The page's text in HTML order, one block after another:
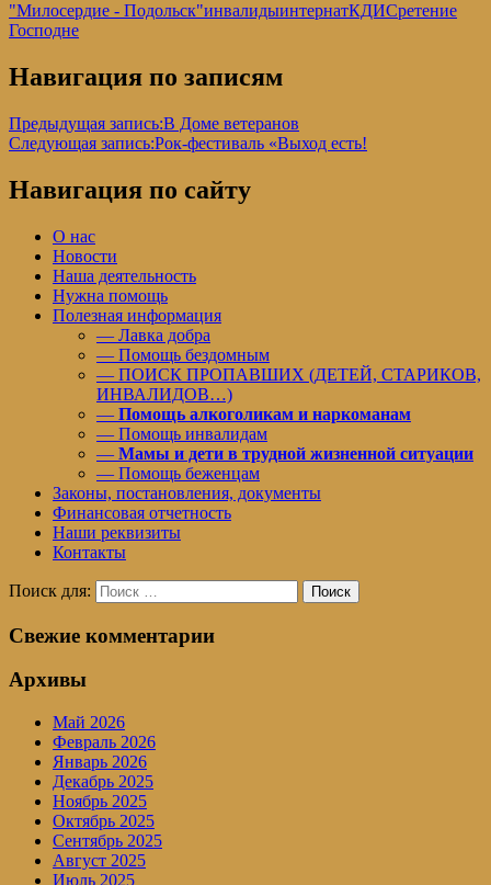
"Милосердие - Подольск"инвалидыинтернатКДИСретение
Господне
Навигация по записям
Предыдущая запись:В Доме ветеранов
Следующая запись:Рок-фестиваль «Выход есть!
Навигация по сайту
О нас
Новости
Наша деятельность
Нужна помощь
Полезная информация
— Лавка добра
— Помощь бездомным
— ПОИСК ПРОПАВШИХ (ДЕТЕЙ, СТАРИКОВ,
ИНВАЛИДОВ…)
— Помощь алкоголикам и наркоманам
— Помощь инвалидам
— Мамы и дети в трудной жизненной ситуации
— Помощь беженцам
Законы, постановления, документы
Финансовая отчетность
Наши реквизиты
Контакты
Поиск для: Поиск
Свежие комментарии
Архивы
Май 2026
Февраль 2026
Январь 2026
Декабрь 2025
Ноябрь 2025
Октябрь 2025
Сентябрь 2025
Август 2025
Июль 2025